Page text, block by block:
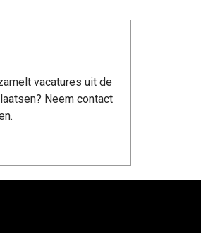
vacatures uit de
Neem contact